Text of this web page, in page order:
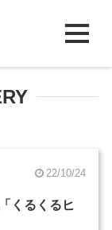
22/10/24
くるくるヒ